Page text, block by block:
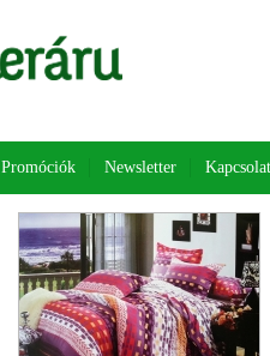
Promóciók Newsletter Kapcsolat